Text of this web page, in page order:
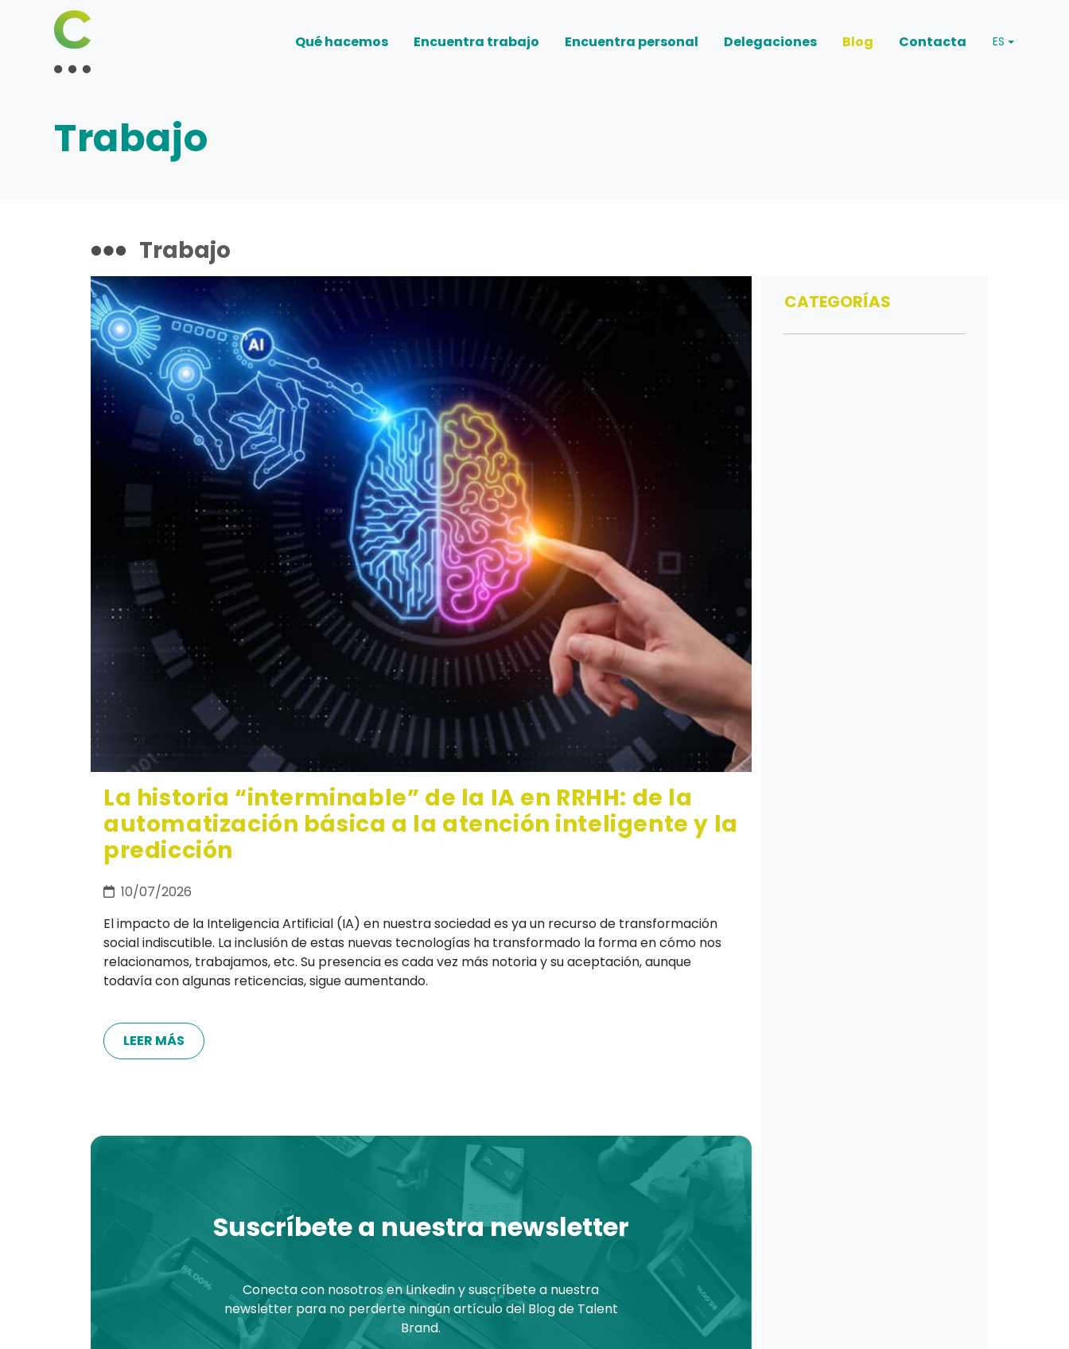
Qué hacemos Encuentra trabajo Encuentra personal Delegaciones Blog Contacta ES
Trabajo
Trabajo
La historia “interminable” de la IA en RRHH: de la
automatización básica a la atención inteligente y la
predicción
10/07/2026
El impacto de la Inteligencia Artificial (IA) en nuestra sociedad es ya un recurso de transformación
social indiscutible. La inclusión de estas nuevas tecnologías ha transformado la forma en cómo nos
relacionamos, trabajamos, etc. Su presencia es cada vez más notoria y su aceptación, aunque
todavía con algunas reticencias, sigue aumentando.
LEER MÁS
Suscríbete a nuestra newsletter
Conecta con nosotros en Linkedin y suscríbete a nuestra
newsletter para no perderte ningún artículo del Blog de Talent
Brand.
CATEGORÍAS